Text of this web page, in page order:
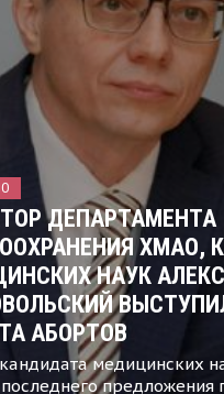
ДЕПАРТАМЕНТА
ХМАО,
НАУК
АБОРТОВ
медицинских